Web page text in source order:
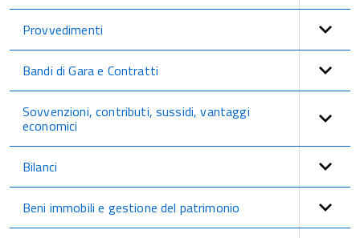
Provvedimenti
Bandi di Gara e Contratti
Sovvenzioni, contributi, sussidi, vantaggi
economici
Bilanci
Beni immobili e gestione del patrimonio